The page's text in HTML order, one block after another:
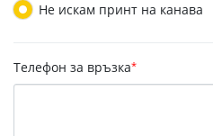
Не искам принт на канава
Телефон за връзка*